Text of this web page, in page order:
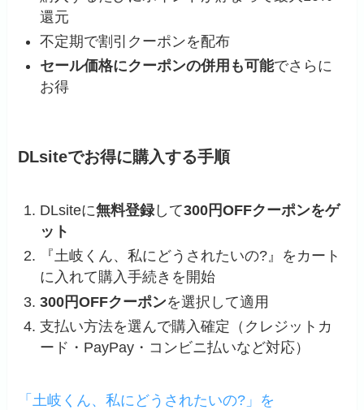
還元
不定期で割引クーポンを配布
セール価格にクーポンの併用も可能でさらに
お得
DLsiteでお得に購入する手順
DLsiteに無料登録して300円OFFクーポンをゲ
ット
『土岐くん、私にどうされたいの?』をカート
に入れて購入手続きを開始
300円OFFクーポンを選択して適用
支払い方法を選んで購入確定（クレジットカ
ード・PayPay・コンビニ払いなど対応）
「土岐くん、私にどうされたいの?」を